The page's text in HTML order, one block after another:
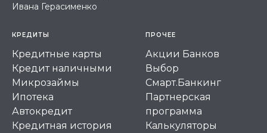
Ивана Герасименко
КРЕДИТЫ
Кредитные карты
Кредит наличными
Микрозаймы
Ипотека
Автокредит
Кредитная история
ПРОЧЕЕ
Акции Банков
Выбор
Смарт.Банкинг
Партнерская
программа
Калькуляторы